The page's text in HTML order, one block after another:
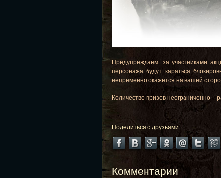
Предупреждаем: за участниками
персонажа будут караться
непременно окажется на вашей
Количество призов неограниченно –
Поделиться с друзьями:
Комментарии